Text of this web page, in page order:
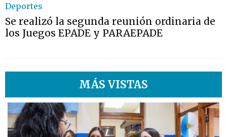
Deportes
Se realizó la segunda reunión ordinaria de
los Juegos EPADE y PARAEPADE
MÁS VISTAS
1